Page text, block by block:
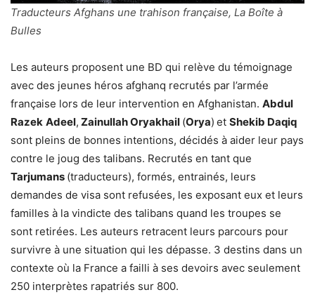
Traducteurs Afghans une trahison française, La Boîte à
Bulles
Les auteurs proposent une BD qui relève du témoignage
avec des jeunes héros afghanq recrutés par l’armée
française lors de leur intervention en Afghanistan. Abdul
Razek Adeel, Zainullah Oryakhail (Orya) et Shekib Daqiq
sont pleins de bonnes intentions, décidés à aider leur pays
contre le joug des talibans. Recrutés en tant que
Tarjumans (traducteurs), formés, entrainés, leurs
demandes de visa sont refusées, les exposant eux et leurs
familles à la vindicte des talibans quand les troupes se
sont retirées. Les auteurs retracent leurs parcours pour
survivre à une situation qui les dépasse. 3 destins dans un
contexte où la France a failli à ses devoirs avec seulement
250 interprètes rapatriés sur 800.